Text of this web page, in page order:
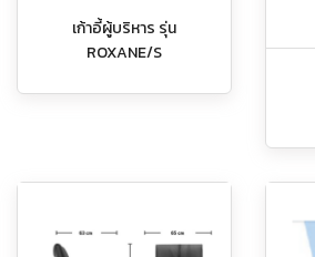
เก้าอี้ผู้บริหาร รุ่น
ROXANE/S